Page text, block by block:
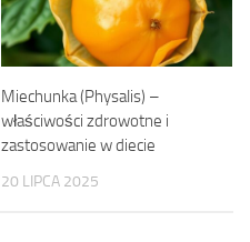
Miechunka (Physalis) –
właściwości zdrowotne i
zastosowanie w diecie
20 LIPCA 2025